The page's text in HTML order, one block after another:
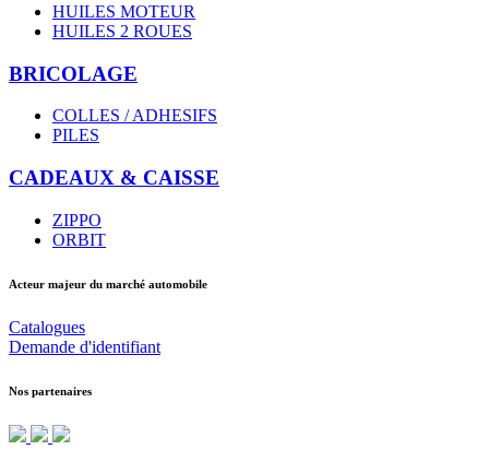
HUILES MOTEUR
HUILES 2 ROUES
BRICOLAGE
COLLES / ADHESIFS
PILES
CADEAUX & CAISSE
ZIPPO
ORBIT
Acteur majeur du marché automobile
Catalogues
Demande d'identifiant
Nos partenaires